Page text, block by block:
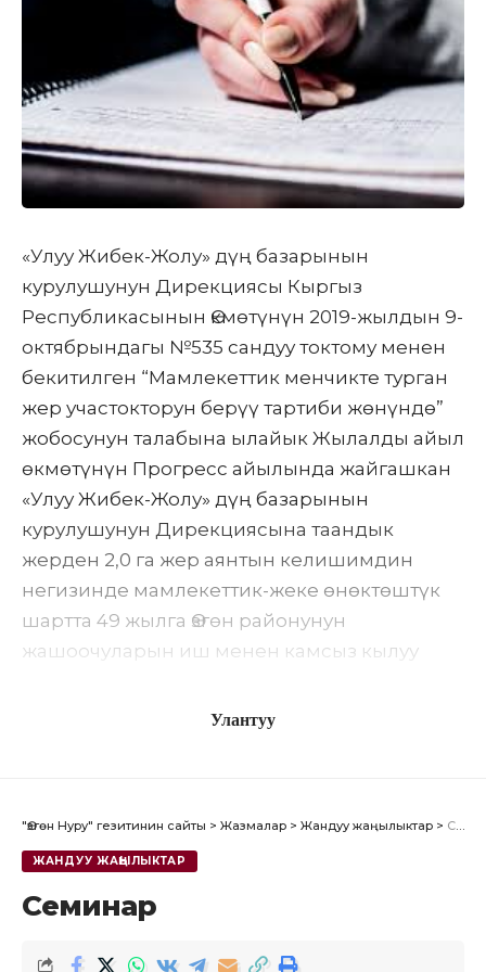
«Улуу Жибек-Жолу» дүң базарынын
курулушунун Дирекциясы Кыргыз
Республикасынын Өкмөтүнүн 2019-жылдын 9-
октябрындагы №535 сандуу токтому менен
бекитилген “Мамлекеттик менчикте турган
жер участокторун берүү тартиби жөнүндө”
жобосунун талабына ылайык Жылалды айыл
өкмөтүнүн Прогресс айылында жайгашкан
«Улуу Жибек-Жолу» дүң базарынын
курулушунун Дирекциясына таандык
жерден 2,0 га жер аянтын келишимдин
негизинде мамлекеттик-жеке өнөктөштүк
шартта 49 жылга Өзгөн районунун
жашоочуларын иш менен камсыз кылуу
аркылуу ижарага берет.
администрациясынын имаратынын кичи
залында өткөрүлөт.
Дареги: Өзгөн шаары, Ленин көчөсү, 137.
Улантуу
"Өзгөн Нуру" гезитинин сайты > Жазмалар > Жандуу жаңылыктар > Семинар
ЖАНДУУ ЖАҢЫЛЫКТАР
Семинар